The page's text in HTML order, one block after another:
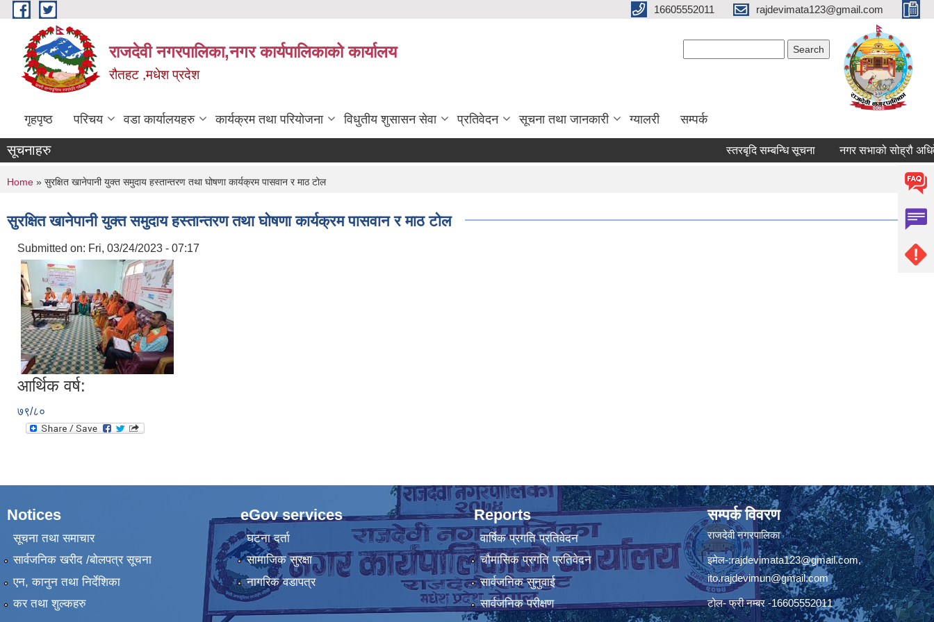
Skip to main content 16605552011 rajdevimata123@gmail.com
राजदेवी नगरपालिका,नगर कार्यपालिकाको कार्यालय
रौतहट ,मधेश प्रदेश
गृहपृष्ठ परिचय वडा कार्यालयहरु कार्यक्रम तथा परियोजना विधुतीय शुसासन सेवा प्रतिवेदन सूचना तथा जानकारी ग्यालरी सम्पर्क
सूचनाहरु स्तरबृदि सम्बन्धि सूचना नगर सभाको सोह्रौ
You are here
Home » सुरक्षित खानेपानी युक्त समुदाय हस्तान्तरण तथा घोषणा कार्यक्रम पासवान र माठ टोल
सुरक्षित खानेपानी युक्त समुदाय हस्तान्तरण तथा घोषणा कार्यक्रम पासवान र माठ टोल
Submitted on: Fri, 03/24/2023 - 07:17
आर्थिक वर्ष:
७९/८०
Notices
सूचना तथा समाचार
सार्वजनिक खरीद /बोलपत्र सूचना
एन, कानुन तथा निर्देशिका
कर तथा शुल्कहरु
eGov services
घटना दर्ता
सामाजिक सुरक्षा
नागरिक वडापत्र
Reports
वार्षिक प्रगति प्रतिवेदन
चौमासिक प्रगति प्रतिवेदन
सार्वजनिक सुनुवाई
सार्वजनिक परीक्षण
सम्पर्क विवरण
राजदेवी नगरपालिका
इमेल-:rajdevimata123@gmail.com,
ito.rajdevimun@gmail.com
टोल- फ्री नम्बर -16605552011